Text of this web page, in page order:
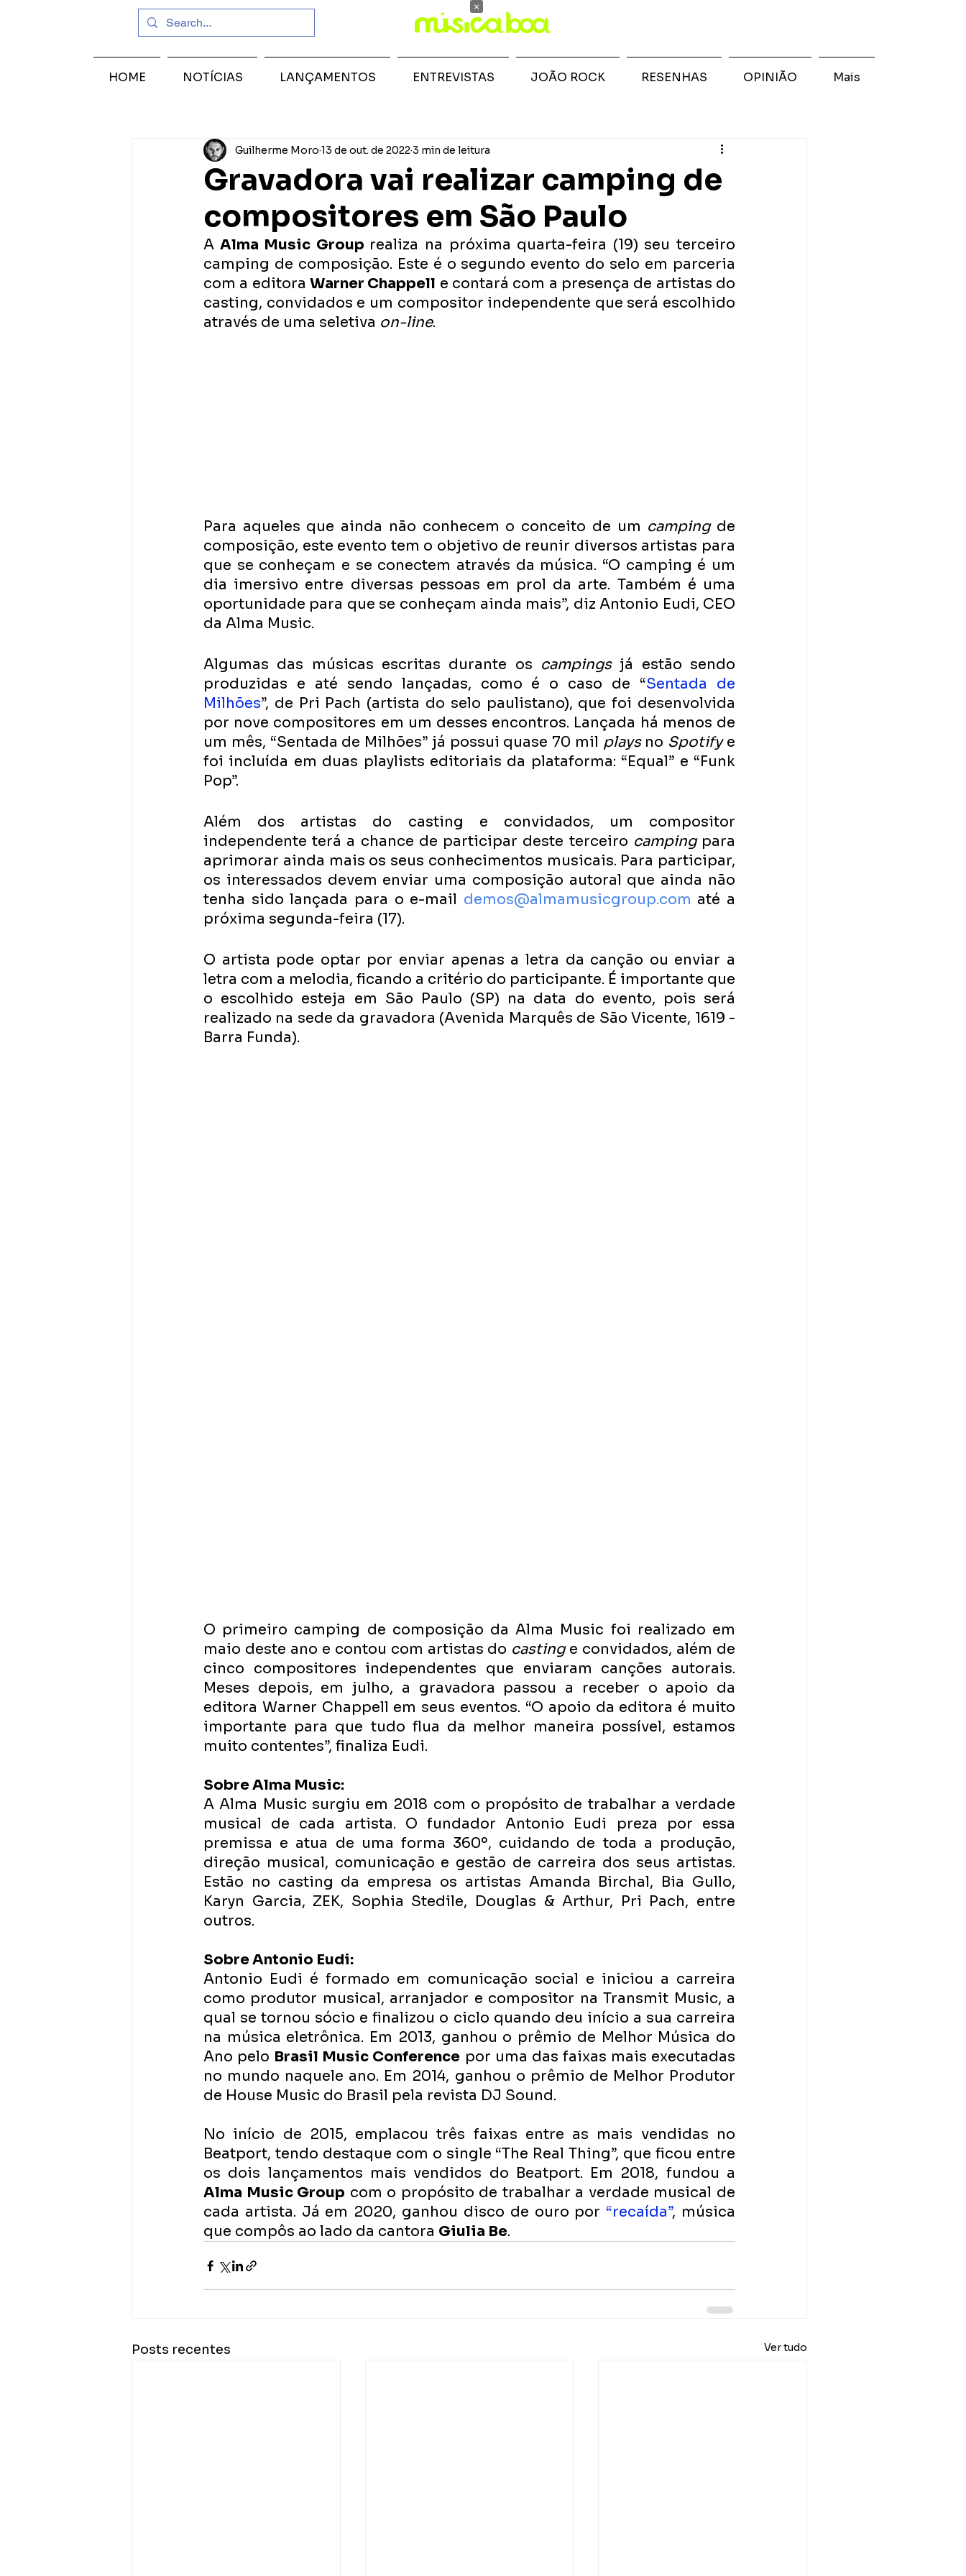
Gravadora vai realizar camping de
compositores em São Paulo
Guilherme Moro 13 de out. de 2022 3 min de leitura
A Alma Music Group realiza na próxima quarta-feira (19) seu terceiro
camping de composição. Este é o segundo evento do selo em parceria
com a editora Warner Chappell e contará com a presença de artistas do
casting, convidados e um compositor independente que será escolhido
através de uma seletiva on-line.
Para aqueles que ainda não conhecem o conceito de um camping de
composição, este evento tem o objetivo de reunir diversos artistas para
que se conheçam e se conectem através da música. “O camping é um
dia imersivo entre diversas pessoas em prol da arte. Também é uma
oportunidade para que se conheçam ainda mais”, diz Antonio Eudi, CEO
da Alma Music.
Algumas das músicas escritas durante os campings já estão sendo
produzidas e até sendo lançadas, como é o caso de “Sentada de
Milhões”, de Pri Pach (artista do selo paulistano), que foi desenvolvida
por nove compositores em um desses encontros. Lançada há menos de
um mês, “Sentada de Milhões” já possui quase 70 mil plays no Spotify e
foi incluída em duas playlists editoriais da plataforma: “Equal” e “Funk
Pop”.
Além dos artistas do casting e convidados, um compositor
independente terá a chance de participar deste terceiro camping para
aprimorar ainda mais os seus conhecimentos musicais. Para participar,
os interessados devem enviar uma composição autoral que ainda não
tenha sido lançada para o e-mail demos@almamusicgroup.com até a
próxima segunda-feira (17).
O artista pode optar por enviar apenas a letra da canção ou enviar a
letra com a melodia, ficando a critério do participante. É importante que
o escolhido esteja em São Paulo (SP) na data do evento, pois será
realizado na sede da gravadora (Avenida Marquês de São Vicente, 1619 -
Barra Funda).
O primeiro camping de composição da Alma Music foi realizado em
maio deste ano e contou com artistas do casting e convidados, além de
cinco compositores independentes que enviaram canções autorais.
Meses depois, em julho, a gravadora passou a receber o apoio da
editora Warner Chappell em seus eventos. “O apoio da editora é muito
importante para que tudo flua da melhor maneira possível, estamos
muito contentes”, finaliza Eudi.
Sobre Alma Music:
A Alma Music surgiu em 2018 com o propósito de trabalhar a verdade
musical de cada artista. O fundador Antonio Eudi preza por essa
premissa e atua de uma forma 360º, cuidando de toda a produção,
direção musical, comunicação e gestão de carreira dos seus artistas.
Estão no casting da empresa os artistas Amanda Birchal, Bia Gullo,
Karyn Garcia, ZEK, Sophia Stedile, Douglas & Arthur, Pri Pach, entre
outros.
Sobre Antonio Eudi:
Antonio Eudi é formado em comunicação social e iniciou a carreira
como produtor musical, arranjador e compositor na Transmit Music, a
qual se tornou sócio e finalizou o ciclo quando deu início a sua carreira
na música eletrônica. Em 2013, ganhou o prêmio de Melhor Música do
Ano pelo Brasil Music Conference por uma das faixas mais executadas
no mundo naquele ano. Em 2014, ganhou o prêmio de Melhor Produtor
de House Music do Brasil pela revista DJ Sound.
No início de 2015, emplacou três faixas entre as mais vendidas no
Beatport, tendo destaque com o single “The Real Thing”, que ficou entre
Alma Music Group com o propósito de trabalhar a verdade musical de
cada artista. Já em 2020, ganhou disco de ouro por “recaída”, música
que compôs ao lado da cantora Giulia Be.
Posts recentes Ver tudo
HOME NOTÍCIAS LANÇAMENTOS ENTREVISTAS JOÃO ROCK RESENHAS OPINIÃO Mais
×